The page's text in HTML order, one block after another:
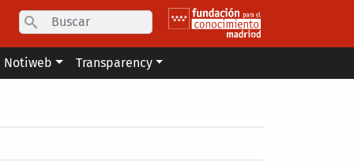
Search
Notiweb Transparency